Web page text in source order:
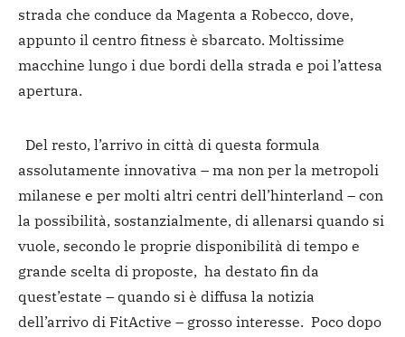
strada che conduce da Magenta a Robecco, dove,
appunto il centro fitness è sbarcato. Moltissime
macchine lungo i due bordi della strada e poi l’attesa
apertura.
Del resto, l’arrivo in città di questa formula
assolutamente innovativa – ma non per la metropoli
milanese e per molti altri centri dell’hinterland – con
la possibilità, sostanzialmente, di allenarsi quando si
vuole, secondo le proprie disponibilità di tempo e
grande scelta di proposte, ha destato fin da
quest’estate – quando si è diffusa la notizia
dell’arrivo di FitActive – grosso interesse. Poco dopo